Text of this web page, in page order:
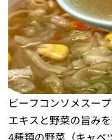
ビーフコンソメスー
エキスと野菜の旨み